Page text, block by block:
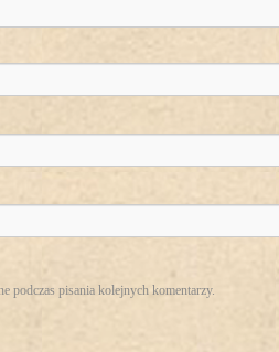
podczas pisania kolejnych komentarzy.